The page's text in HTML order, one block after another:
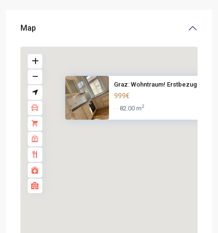
Map
Graz: Wohntraum! Erstbezug na...
999€
· · 82.00 m2